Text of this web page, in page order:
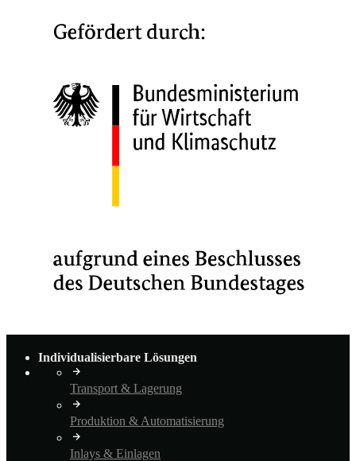
Individualisierbare Lösungen
Transport & Lagerung
Produktion & Automatisierung
Inlays & Einlagen